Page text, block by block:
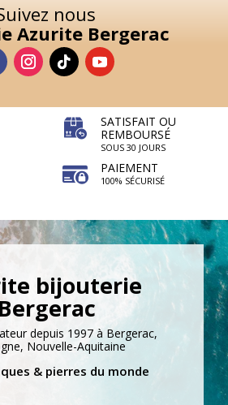
nous
Azurite Bergerac
SATISFAIT OU
REMBOURSÉ
SOUS 30 JOURS
PAIEMENT
100% SÉCURISÉ
bijouterie
Bergerac
depuis 1997 à Bergerac,
Nouvelle-Aquitaine
& pierres du monde